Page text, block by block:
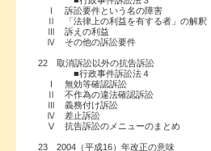
Ⅰ 訴訟要件という名の障害
Ⅱ 「法律上の利益を有する者」の解釈
Ⅲ 訴えの利益
Ⅳ その他の訴訟要件
22 取消訴訟以外の抗告訴訟
■行政事件訴訟法４
Ⅰ 無効等確認訴訟
Ⅱ 不作為の違法確認訴訟
Ⅲ 義務付け訴訟
Ⅳ 差止訴訟
Ⅴ 抗告訴訟のメニューのまとめ
23 2004（平成16）年改正の意味